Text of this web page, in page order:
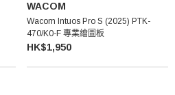
WACOM
Wacom Intuos Pro S (2025) PTK-
470/K0-F 專業繪圖板
HK$1,950